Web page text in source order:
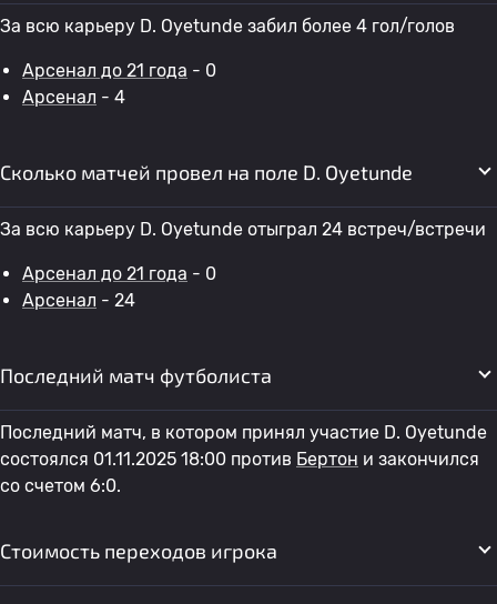
За всю карьеру D. Oyetunde забил более 4 гол/голов
Арсенал до 21 года - 0
Арсенал - 4
Сколько матчей провел на поле D. Oyetunde
За всю карьеру D. Oyetunde отыграл 24 встреч/встречи
Арсенал до 21 года - 0
Арсенал - 24
Последний матч футболиста
Последний матч, в котором принял участие D. Oyetunde
состоялся 01.11.2025 18:00 против Бертон и закончился
со счетом 6:0.
Стоимость переходов игрока